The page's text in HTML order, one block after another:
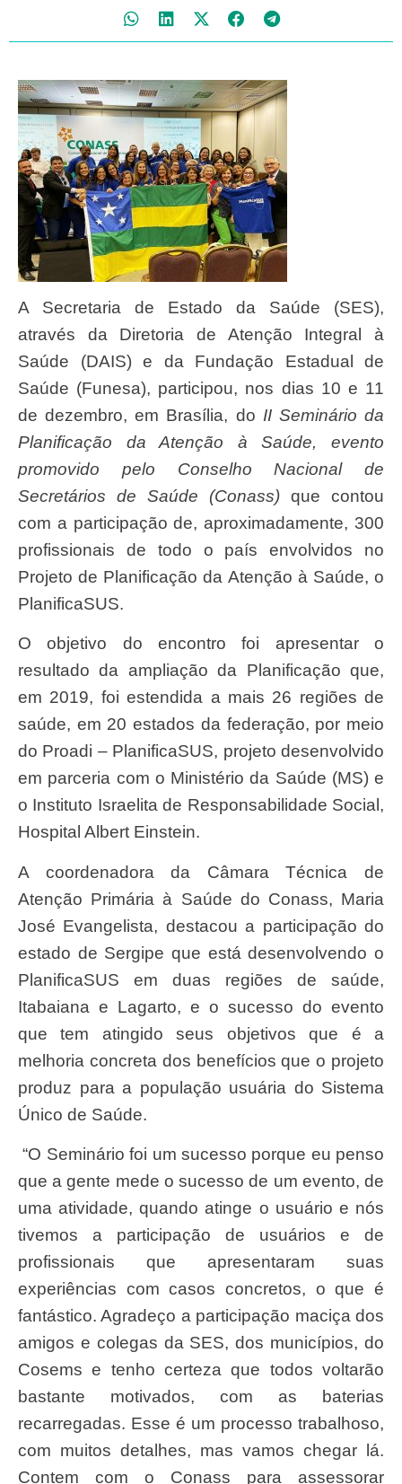
A Secretaria de Estado da Saúde (SES),
através da Diretoria de Atenção Integral à
Saúde (DAIS) e da Fundação Estadual de
Saúde (Funesa), participou, nos dias 10 e 11
de dezembro, em Brasília, do II Seminário da
Planificação da Atenção à Saúde, evento
promovido pelo Conselho Nacional de
Secretários de Saúde (Conass) que contou
com a participação de, aproximadamente, 300
profissionais de todo o país envolvidos no
Projeto de Planificação da Atenção à Saúde, o
PlanificaSUS.
O objetivo do encontro foi apresentar o
resultado da ampliação da Planificação que,
em 2019, foi estendida a mais 26 regiões de
saúde, em 20 estados da federação, por meio
do Proadi – PlanificaSUS, projeto desenvolvido
em parceria com o Ministério da Saúde (MS) e
o Instituto Israelita de Responsabilidade Social,
Hospital Albert Einstein.
A coordenadora da Câmara Técnica de
Atenção Primária à Saúde do Conass, Maria
José Evangelista, destacou a participação do
estado de Sergipe que está desenvolvendo o
PlanificaSUS em duas regiões de saúde,
Itabaiana e Lagarto, e o sucesso do evento
que tem atingido seus objetivos que é a
melhoria concreta dos benefícios que o projeto
produz para a população usuária do Sistema
Único de Saúde.
“O Seminário foi um sucesso porque eu penso
que a gente mede o sucesso de um evento, de
uma atividade, quando atinge o usuário e nós
tivemos a participação de usuários e de
profissionais que apresentaram suas
experiências com casos concretos, o que é
fantástico. Agradeço a participação maciça dos
amigos e colegas da SES, dos municípios, do
Cosems e tenho certeza que todos voltarão
bastante motivados, com as baterias
recarregadas. Esse é um processo trabalhoso,
com muitos detalhes, mas vamos chegar lá.
Contem com o Conass para assessorar